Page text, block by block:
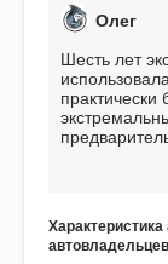
Олег
Шесть лет
практически
EFB 75.
автовладельцев